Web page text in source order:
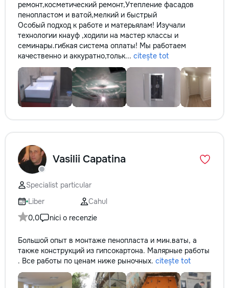
ремонт,косметический ремонт,Утепление фасадов
пенопластом и ватой,мелкий и быстрый
Особый подход к работе и матерьялам! Изучали
технологии кнауф ,ходили на мастер классы и
семинары.гибкая система оплаты! Мы работаем
качественно и аккуратно,тольк... citește tot
Vasilii Capatina
Specialist particular
Liber
Cahul
0,0
nici o recenzie
Большой опыт в монтаже пенопласта и мин.ваты, а
также конструкций из гипсокартона. Малярные работы
. Все работы по ценам ниже рыночных. citește tot